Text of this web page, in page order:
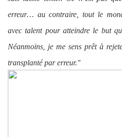
erreur… au contraire, tout le
avec talent pour atteindre le but
Néanmoins, je me sens prêt à
transplanté par erreur."